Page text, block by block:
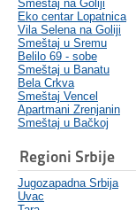
Smestaj na Goliji
Eko centar Lopatnica
Vila Selena na Goliji
Smeštaj u Sremu
Belilo 69 - sobe
Smeštaj u Banatu
Bela Crkva
Smeštaj Vencel
Apartmani Zrenjanin
Smeštaj u Bačkoj
Regioni Srbije
Jugozapadna Srbija
Uvac